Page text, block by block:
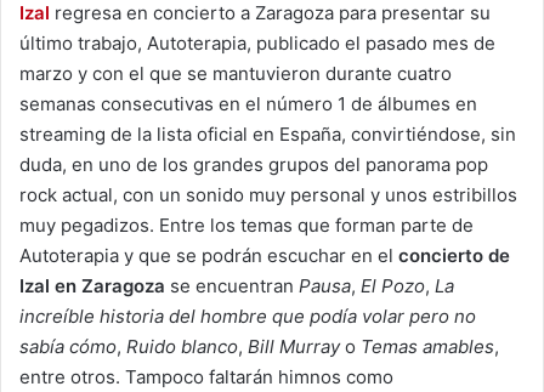
Izal regresa en concierto a Zaragoza para presentar su
último trabajo, Autoterapia, publicado el pasado mes de
marzo y con el que se mantuvieron durante cuatro
semanas consecutivas en el número 1 de álbumes en
streaming de la lista oficial en España, convirtiéndose, sin
duda, en uno de los grandes grupos del panorama pop
rock actual, con un sonido muy personal y unos estribillos
muy pegadizos. Entre los temas que forman parte de
Autoterapia y que se podrán escuchar en el concierto de
Izal en Zaragoza se encuentran Pausa, El Pozo, La
increíble historia del hombre que podía volar pero no
sabía cómo, Ruido blanco, Bill Murrayo Temas amables,
entre otros. Tampoco faltarán himnos como